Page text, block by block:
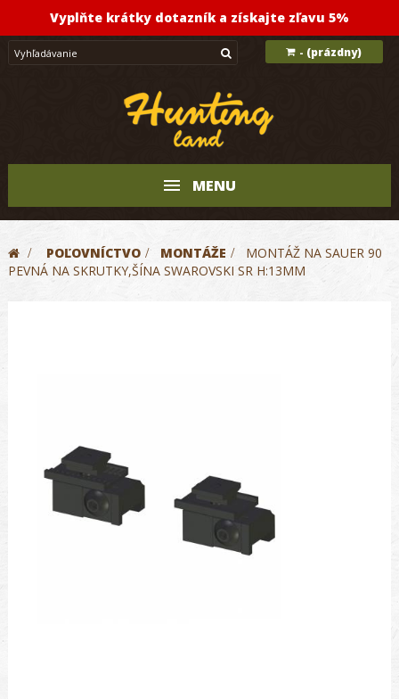
Vyplňte krátky dotazník a získajte zľavu 5%
- (prázdny)
MENU
> POĽOVNÍCTVO > MONTÁŽE >
MONTÁŽ NA SAUER 90
PEVNÁ NA SKRUTKY,ŠÍNA SWAROVSKI SR H:13MM